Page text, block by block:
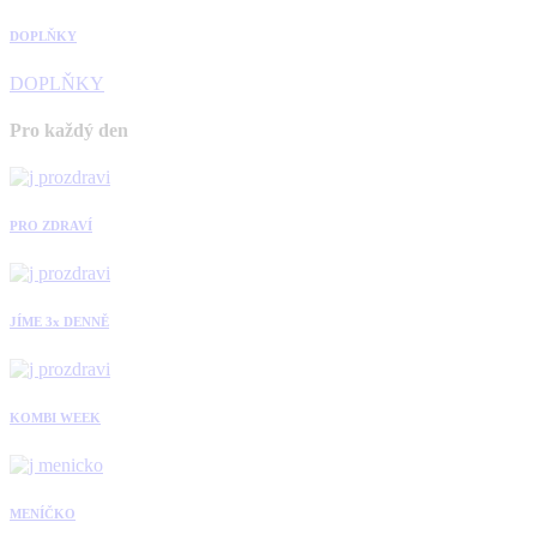
DOPLŇKY
DOPLŇKY
Pro každý den
PRO ZDRAVÍ
JÍME 3x DENNĚ
KOMBI WEEK
MENÍČKO